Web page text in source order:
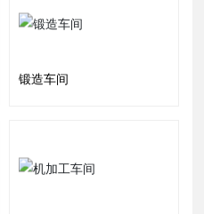
锻造车间